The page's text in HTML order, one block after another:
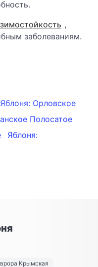
зимостойкость ,
заболеваниям.
Яблоня: Орловское
Полосатое
Яблоня:
Крымская